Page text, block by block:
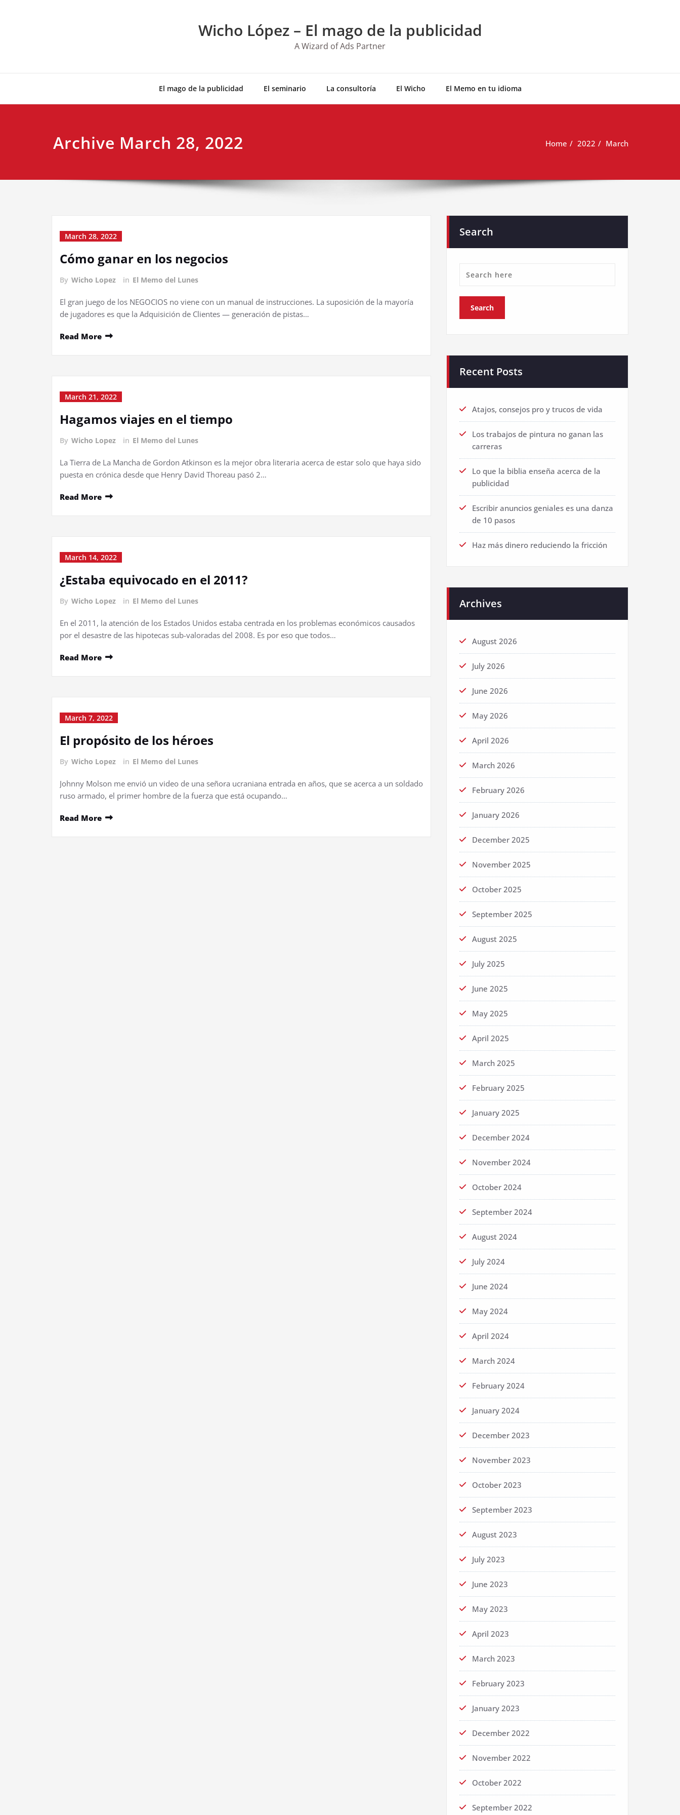
Wicho López – El mago de la publicidad
A Wizard of Ads Partner
El mago de la publicidad El seminario La consultoría El Wicho El Memo en tu idioma
Archive March 28, 2022 Home 2022 March
March 28, 2022
Cómo ganar en los negocios
By Wicho Lopez in El Memo del Lunes
El gran juego de los NEGOCIOS no viene con un manual de instrucciones. La suposición de la mayoría
de jugadores es que la Adquisición de Clientes — generación de pistas…
Read More
March 21, 2022
Hagamos viajes en el tiempo
By Wicho Lopez in El Memo del Lunes
La Tierra de La Mancha de Gordon Atkinson es la mejor obra literaria acerca de estar solo que haya sido
puesta en crónica desde que Henry David Thoreau pasó 2…
Read More
March 14, 2022
¿Estaba equivocado en el 2011?
By Wicho Lopez in El Memo del Lunes
En el 2011, la atención de los Estados Unidos estaba centrada en los problemas económicos causados
por el desastre de las hipotecas sub-valoradas del 2008. Es por eso que todos…
Read More
March 7, 2022
El propósito de los héroes
By Wicho Lopez in El Memo del Lunes
Johnny Molson me envió un video de una señora ucraniana entrada en años, que se acerca a un soldado
ruso armado, el primer hombre de la fuerza que está ocupando…
Read More
Search
Recent Posts
Atajos, consejos pro y trucos de vida
Los trabajos de pintura no ganan las
carreras
Lo que la biblia enseña acerca de la
publicidad
Escribir anuncios geniales es una danza
de 10 pasos
Haz más dinero reduciendo la fricción
Archives
August 2026
July 2026
June 2026
May 2026
April 2026
March 2026
February 2026
January 2026
December 2025
November 2025
October 2025
September 2025
August 2025
July 2025
June 2025
May 2025
April 2025
March 2025
February 2025
January 2025
December 2024
November 2024
October 2024
September 2024
August 2024
July 2024
June 2024
May 2024
April 2024
March 2024
February 2024
January 2024
December 2023
November 2023
October 2023
September 2023
August 2023
July 2023
June 2023
May 2023
April 2023
March 2023
February 2023
January 2023
December 2022
November 2022
October 2022
September 2022